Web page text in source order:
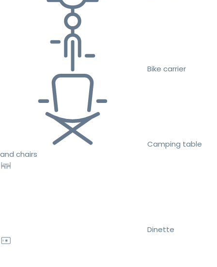
Bike carrier
Camping table
and chairs
Dinette